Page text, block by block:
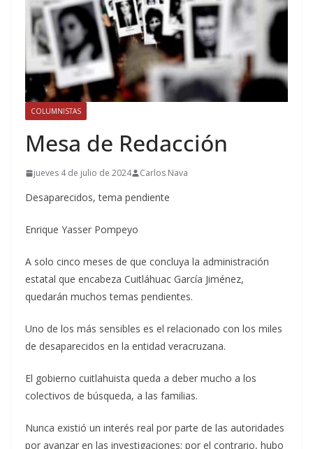
COLUMNISTAS
Mesa de Redacción
jueves 4 de julio de 2024 Carlos Nava
Desaparecidos, tema pendiente
Enrique Yasser Pompeyo
A solo cinco meses de que concluya la administración
estatal que encabeza Cuitláhuac García Jiménez,
quedarán muchos temas pendientes.
Uno de los más sensibles es el relacionado con los miles
de desaparecidos en la entidad veracruzana.
El gobierno cuitlahuista queda a deber mucho a los
colectivos de búsqueda, a las familias.
Nunca existió un interés real por parte de las autoridades
por avanzar en las investigaciones; por el contrario, hubo